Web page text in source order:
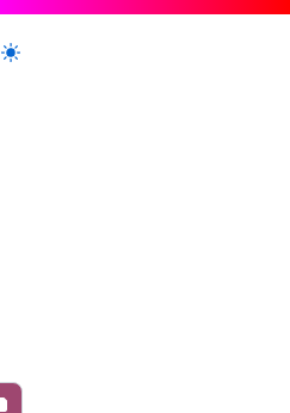
切换浅色 / 深色模式